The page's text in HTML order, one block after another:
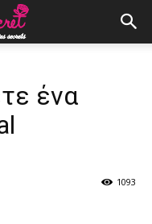
ένα
1093